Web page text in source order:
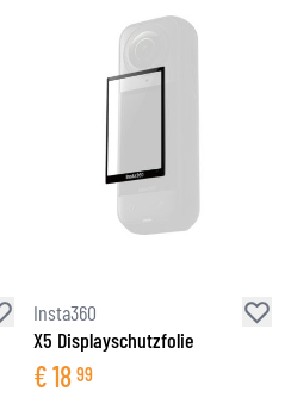
Insta360
X5 Displayschutzfolie
€18 99